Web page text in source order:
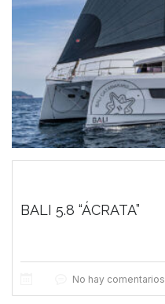
BALI 5.8 “ÁCRATA”
No hay comentarios